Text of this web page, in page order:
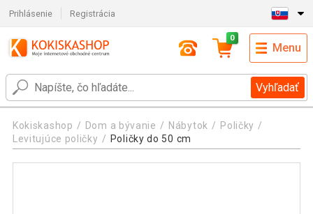
Prihlásenie Registrácia
Vyhľadať
0
Menu
Kokiskashop Dom a bývanie Nábytok
Poličky
Levitujúce poličky
Poličky do 50 cm